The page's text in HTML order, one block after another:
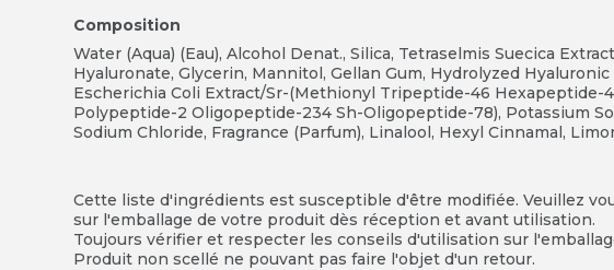
Composition
Water (Aqua) (Eau), Alcohol Denat., Silica, Tetraselmis Suecica
Hyaluronate, Glycerin, Mannitol, Gellan Gum, Hydrolyzed
Escherichia Coli Extract/Sr-(Methionyl Tripeptide-46 Hexapeptide-
Polypeptide-2 Oligopeptide-234 Sh-Oligopeptide-78), Potassium
Sodium Chloride, Fragrance (Parfum), Linalool, Hexyl Cinnamal,
Cette liste d'ingrédients est susceptible d'être modifiée. Veuillez
sur l'emballage de votre produit dès réception et avant utilisation.
Toujours vérifier et respecter les conseils d'utilisation sur
Produit non scellé ne pouvant pas faire l'objet d'un retour.